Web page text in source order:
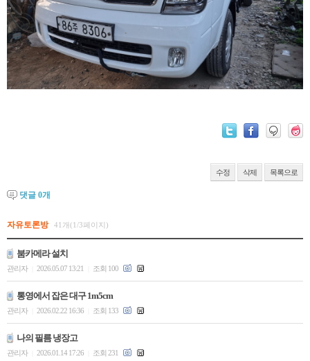
수정 삭제 목록으로
댓글 0개
자유토론방 41개(1/3페이지)
붐카메라 설치
관리자 2026.05.07 13:21 조회 100
통영에서 잡은 대구 1m5cm
관리자 2026.02.22 16:36 조회 133
나의 필름 냉장고
관리자 2026.01.14 17:26 조회 231